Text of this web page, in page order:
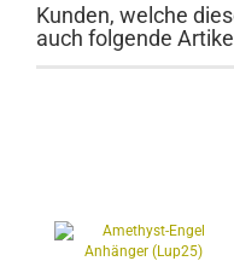
Kunden, welche
auch folgende